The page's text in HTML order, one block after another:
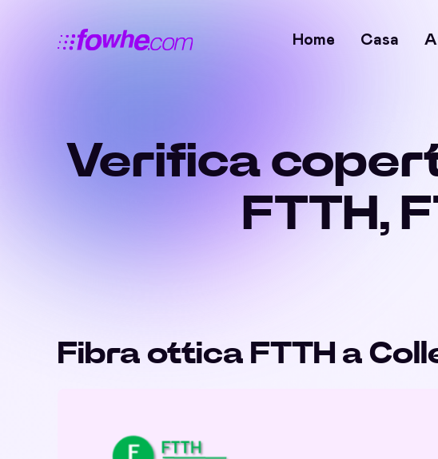
Home Casa
Verifica
FTTH,
Fibra ottica FTTH a